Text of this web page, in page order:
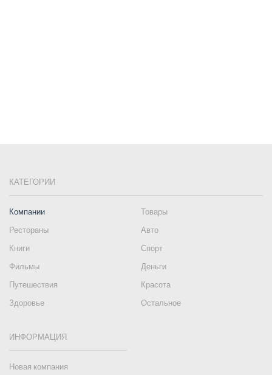
КАТЕГОРИИ
Компании
Товары
Рестораны
Авто
Книги
Спорт
Фильмы
Деньги
Путешествия
Красота
Здоровье
Остальное
ИНФОРМАЦИЯ
Новая компания